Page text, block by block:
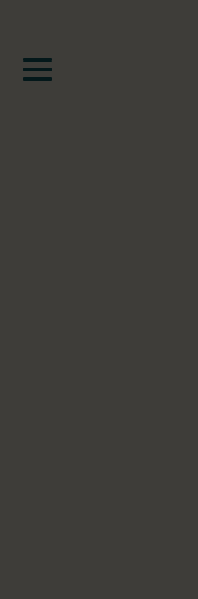
Ouvrir le menu